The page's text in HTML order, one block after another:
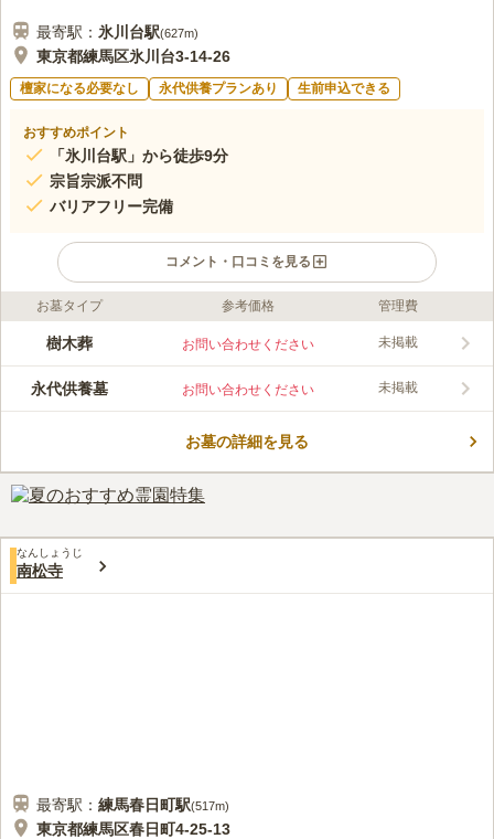
最寄駅： 氷川台駅(627m)
東京都練馬区氷川台3-14-26
檀家になる必要なし 永代供養プランあり 生前申込できる
おすすめポイント
「氷川台駅」から徒歩9分
宗旨宗派不問
バリアフリー完備
コメント・口コミを見る
ライフドット編集部のコメント
最寄りの東京メトロ有楽町線「氷川台駅」から徒歩9分、副都心
で、アクセス良好な霊園です。荘厳寺は、医王山不動院といい、
真言宗豊山派のお寺で、良仁が没した天正２年（1574）以前の
継者のいない方でも安心してご利用頂けます。駐車場も完備され
この霊園はまだ誰からも評価されていません。
お墓タイプ 参考価格 管理費
樹木葬 お問い合わせください 未掲載
永代供養墓 お問い合わせください 未掲載
お墓の詳細を見る
なんしょうじ
南松寺
最寄駅： 練馬春日町駅(517m)
東京都練馬区春日町4-25-13